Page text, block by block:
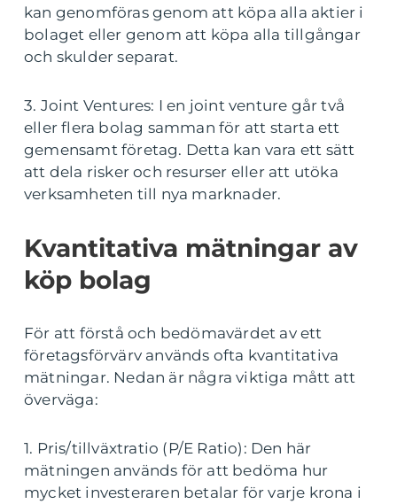
kan genomföras genom att köpa alla aktier i
bolaget eller genom att köpa alla tillgångar
och skulder separat.
3. Joint Ventures: I en joint venture går två
eller flera bolag samman för att starta ett
gemensamt företag. Detta kan vara ett sätt
att dela risker och resurser eller att utöka
verksamheten till nya marknader.
Kvantitativa mätningar av
köp bolag
För att förstå och bedömavärdet av ett
företagsförvärv används ofta kvantitativa
mätningar. Nedan är några viktiga mått att
överväga:
1. Pris/tillväxtratio (P/E Ratio): Den här
mätningen används för att bedöma hur
mycket investeraren betalar för varje krona i